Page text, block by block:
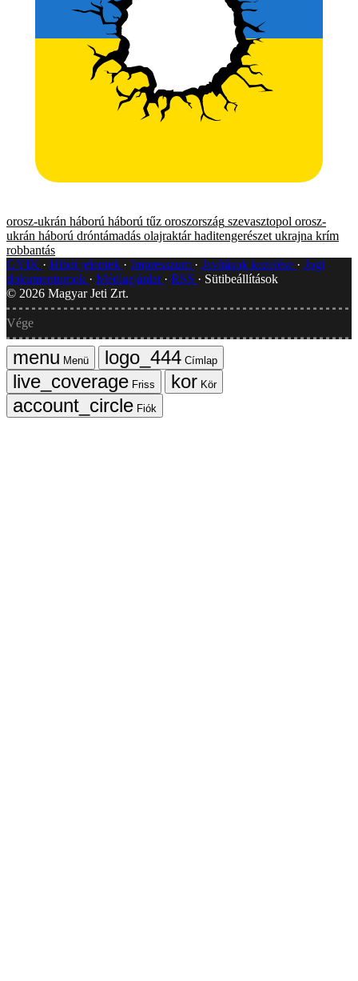
orosz-ukrán háború háború tűz oroszország szevasztopol orosz-
ukrán háború dróntámadás olajraktár haditengerészet ukrajna krím
robbantás
GYIK
Hibát jelentek Impresszum Javítások kezelése
Jogi
dokumentumok
Médiaajánlat RSS
Sütibeállítások
© 2026 Magyar Jeti Zrt.
Vége
Menü
Címlap
Friss
Kör
Fiók